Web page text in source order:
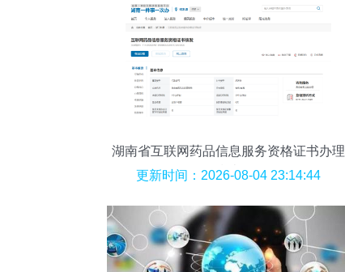
湖南省互联网药品信息服务资格证书办理
指南
更新时间：2026-08-04 23:14:44